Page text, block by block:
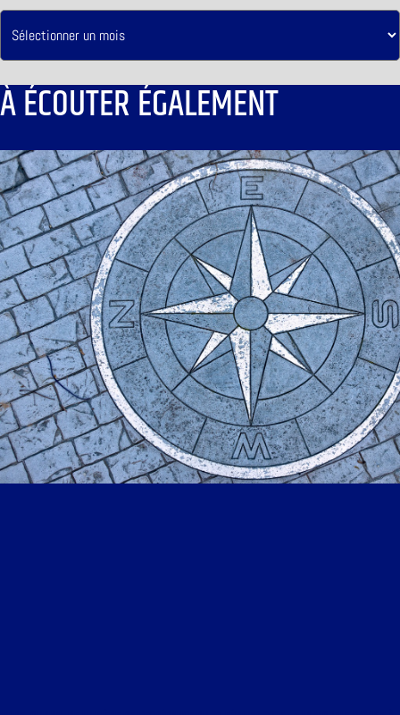
À ÉCOUTER ÉGALEMENT